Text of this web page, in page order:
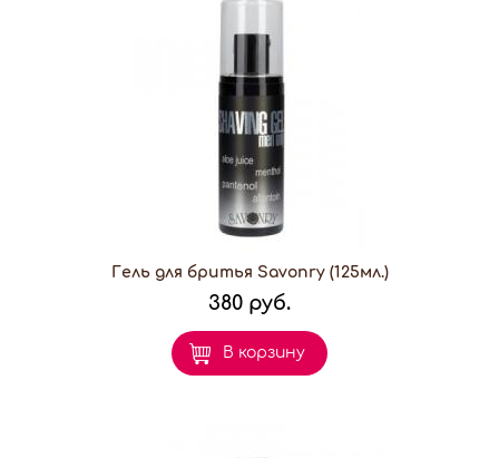
Гель для бритья Savonry (125мл.)
380 руб.
В корзину